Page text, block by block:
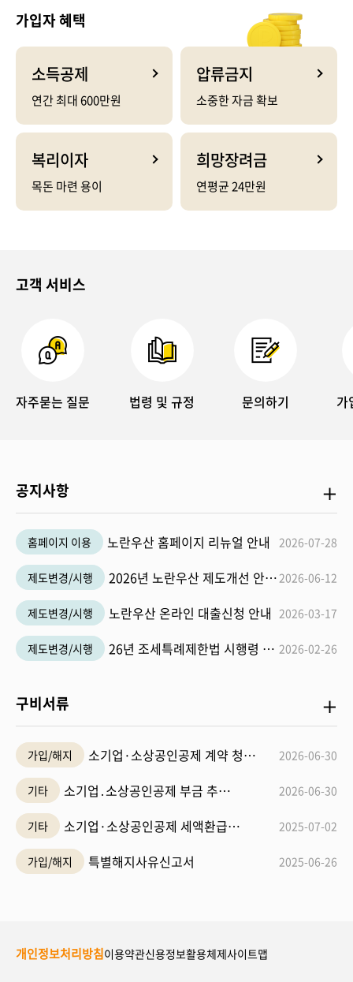
가입자 혜택
소득공제
연간 최대 600만원
압류금지
소중한 자금 확보
복리이자
목돈 마련 용이
희망장려금
연평균 24만원
고객 서비스
자주묻는 질문 법령 및 규정 문의하기 가
공지사항
공
지
항
더
기
홈페이지 이용 노란우산 홈페이지 리뉴얼 안내 2026-07-28
제도변경/시행 2026년 노란우산 제도개선 안내사항 2026-06-12
제도변경/시행 노란우산 온라인 대출신청 안내 2026-03-17
제도변경/시행 26년 조세특례제한법 시행령 개정 공지 2026-02-26
구비서류
구
비
류
더
기
가입/해지 소기업·소상공인공제 계약 청약서(`26.7.1 시행) 2026-06-30
기타 소기업․소상공인공제 부금 추가납입 신청서 2026-06-30
기타 소기업·소상공인공제 세액환급 신청서 2025-07-02
가입/해지 특별해지사유신고서 2025-06-26
개인정보처리방침이용약관신용정보활용체제사이트맵